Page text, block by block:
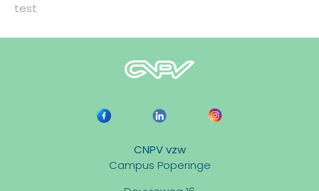
test
CNPV vzw
Campus Poperinge